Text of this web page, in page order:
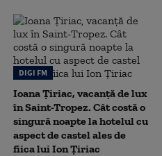
DIGI FM
Ioana Țiriac, vacanță de lux
în Saint-Tropez. Cât costă o
singură noapte la hotelul cu
aspect de castel ales de
fiica lui Ion Țiriac